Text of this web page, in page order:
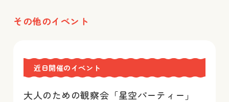
その他のイベント
近日開催のイベント
大人のための観察会「星空パーティー」